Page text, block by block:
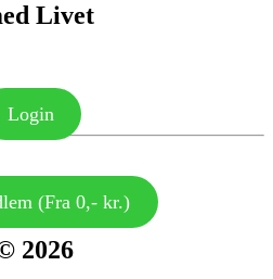
Livet
Login
(Fra 0,- kr.)
2026